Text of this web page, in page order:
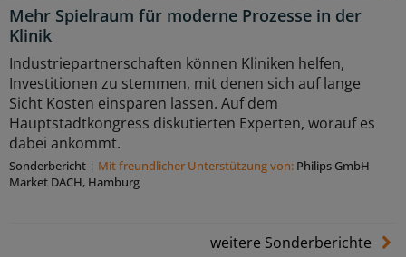
Mehr Spielraum für moderne Prozesse in der
Klinik
Industriepartnerschaften können Kliniken helfen,
Investitionen zu stemmen, mit denen sich auf lange
Sicht Kosten einsparen lassen. Auf dem
Hauptstadtkongress diskutierten Experten, worauf es
dabei ankommt.
Sonderbericht | Mit freundlicher Unterstützung von: Philips GmbH
Market DACH, Hamburg
weitere Sonderberichte